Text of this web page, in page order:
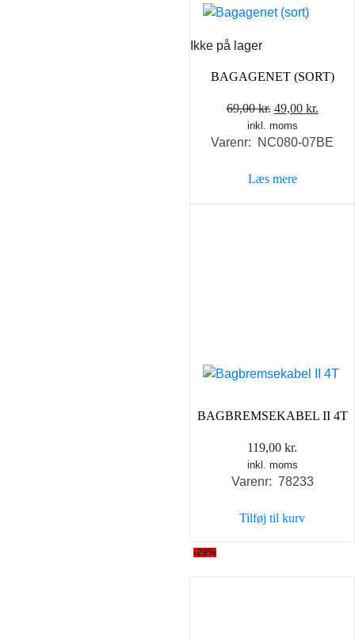
Ikke på lager
BAGAGENET (SORT)
69,00kr. Den
oprindelige
pris
69,00 kr..
49,00 kr.
pris
inkl. moms
Varenr: NC080-07BE
Læs mere
BAGBREMSEKABEL II 4T
119,00 kr.
inkl. moms
Varenr: 78233
Tilføj til kurv
-29%